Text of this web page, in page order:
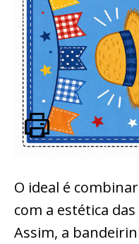
O ideal é
com a estética
Assim, a